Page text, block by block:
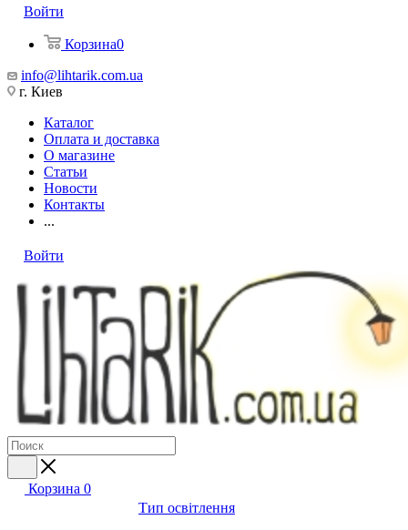
Войти
Корзина0
info@lihtarik.com.ua
г. Киев
Каталог
Оплата и доставка
О магазине
Статьи
Новости
Контакты
...
Войти
Корзина 0
Тип освітлення